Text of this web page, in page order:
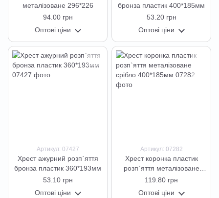
металізоване 296*226
94.00 грн
Оптові ціни
бронза пластик 400*185мм
53.20 грн
Оптові ціни
Артикул: 07427
Хрест ажурний розп`яття
бронза пластик 360*193мм
53.10 грн
Оптові ціни
Артикул: 07282
Хрест коронка пластик
розп`яття металізоване
срібло 400*185мм
119.80 грн
Оптові ціни